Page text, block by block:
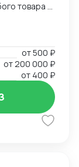
товара в
обмен,
от500 ₽
от200 000 ₽
от 400 ₽